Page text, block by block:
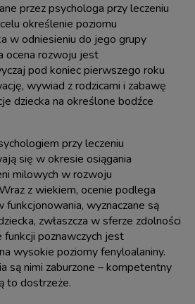
przez psychologa przy leczeniu
określenie poziomu
w odniesieniu do jego grupy
ocena rozwoju jest
pod koniec pierwszego roku
wywiad z rodzicami i zabawę
dziecka na określone bodźce
przy leczeniu
się w okresie osiągania
milowych w rozwoju
z wiekiem, ocenie podlega
wyznaczane są
zwłaszcza w sferze zdolności
funkcji poznawczych jest
wysokie poziomy fenyloalaniny.
są nimi zaburzone – kompetentny
to dostrzeże.